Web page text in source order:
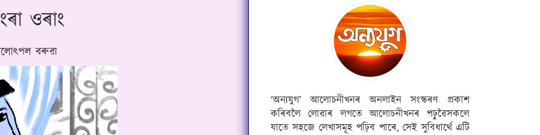
ওৰাং
বৰুৱা
‘অন্যযুগ’ আলোচনীখনৰ অনলাইন সংস্কৰণ প্ৰকাশ
কৰিবলৈ লোৱাৰ লগতে আলোচনীখনৰ পঢ়ুৱৈসকলে
যাতে সহজে লেখাসমূহ পঢ়িব পাৰে, সেই সুবিধাৰ্থে এটি